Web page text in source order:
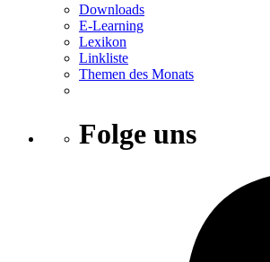
Downloads
E-Learning
Lexikon
Linkliste
Themen des Monats
Folge uns